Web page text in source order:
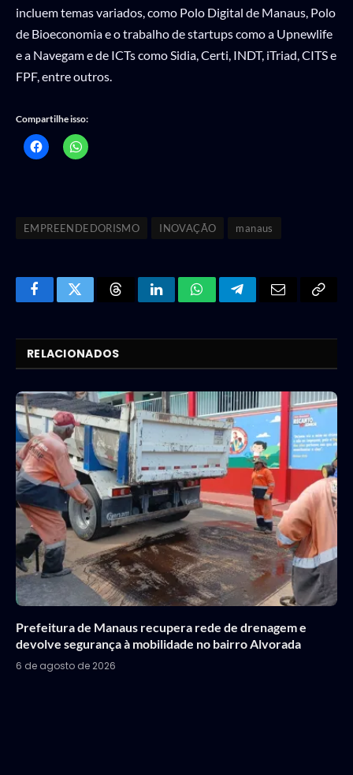
incluem temas variados, como Polo Digital de Manaus, Polo
de Bioeconomia e o trabalho de startups como a Upnewlife
e a Navegam e de ICTs como Sidia, Certi, INDT, iTriad, CITS e
FPF, entre outros.
Compartilhe isso:
EMPREENDEDORISMO INOVAÇÃO manaus
FacebookTwitter ThreadsLinkedInWhatsAppTelegram
RELACIONADOS
Prefeitura de Manaus recupera rede de drenagem e
devolve segurança à mobilidade no bairro Alvorada
6 de agosto de 2026